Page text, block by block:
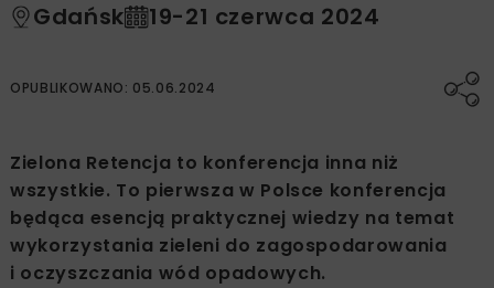
Gdańsk 19-21 czerwca 2024
OPUBLIKOWANO: 05.06.2024
Zielona Retencja to konferencja inna niż
wszystkie. To pierwsza w Polsce konferencja
będąca esencją praktycznej wiedzy na temat
wykorzystania zieleni do zagospodarowania
i oczyszczania wód opadowych.